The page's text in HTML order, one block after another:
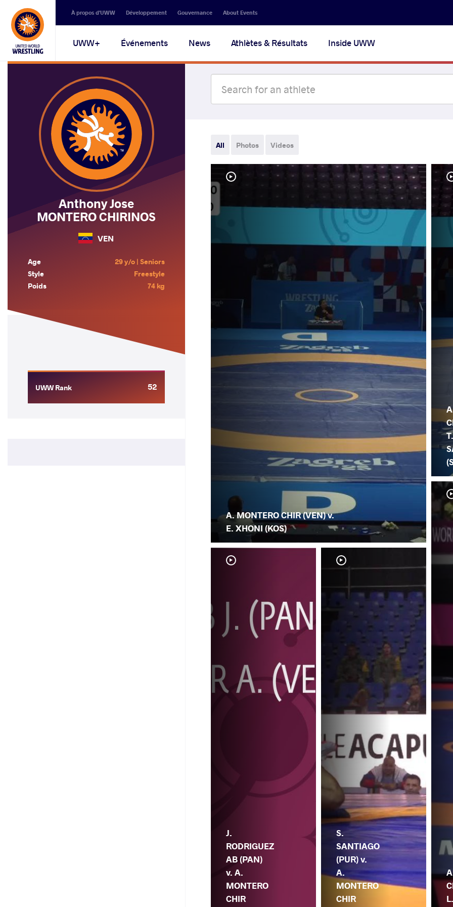
Secondary
navigation
À propos d'UWW Développement Gouvernance About Events
Main
navigation
UWW+ Événements News Athlètes & Résultats Inside UWW
Anthony Jose
MONTERO CHIRINOS
VEN
Age
29 y/o | Seniors
Style
Freestyle
Poids
74 kg
UWW Rank 52
All Photos Videos
A. MONTERO CHIR (VEN) v.
E. XHONI (KOS)
J.
RODRIGUEZ
AB (PAN)
v. A.
MONTERO
CHIR
S.
SANTIAGO
(PUR) v.
A.
MONTERO
CHIR
T.